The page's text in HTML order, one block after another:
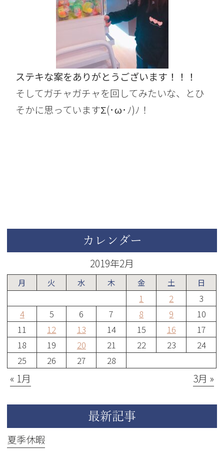
ステキな案をありがとうございます！！！
そしてガチャガチャを回してみたいな、とひ
そかに思っていますΣ(･ω･ﾉ)ﾉ！
カレンダー
2019年2月
月 火 水 木 金 土 日
1 2
3
4
5 6 7 8 9
10
11
12 13 14 15 16
17
18
19 20 21 22 23
24
25
26 27 28
« 1月 3月 »
最新記事
夏季休暇